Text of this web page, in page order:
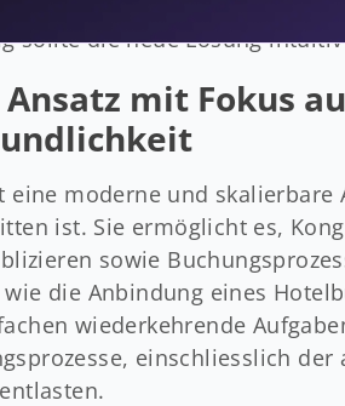
sollte die neue Lösung
mit Fokus
eine moderne und
ist. Sie ermöglicht es,
sowie
die Anbindung eines
wiederkehrende
einschliesslich